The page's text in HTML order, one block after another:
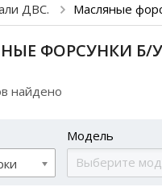
ДВС. Масляные
ФОРСУНКИ Б/У
найдено
Модель